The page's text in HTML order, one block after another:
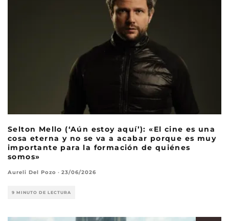
Selton Mello (‘Aún estoy aquí’): «El cine es una
cosa eterna y no se va a acabar porque es muy
importante para la formación de quiénes
somos»
Aureli Del Pozo · 23/06/2026
9 MINUTO DE LECTURA